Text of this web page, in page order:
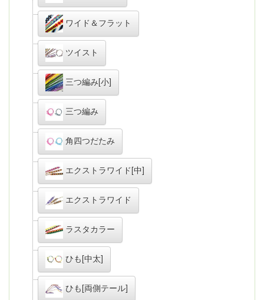
ワイド＆フラット
ツイスト
三つ編み[小]
三つ編み
角四つだたみ
エクストラワイド[中]
エクストラワイド
ラスタカラー
ひも[中太]
ひも[両側テール]